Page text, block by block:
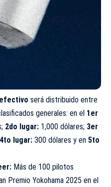
será distribuido entre
generales: en el 1er
2do lugar: 1,000 dólares; 3er
4to lugar: 300 dólares y en 5to
Más de 100 pilotos
Premio Yokohama 2025 en el